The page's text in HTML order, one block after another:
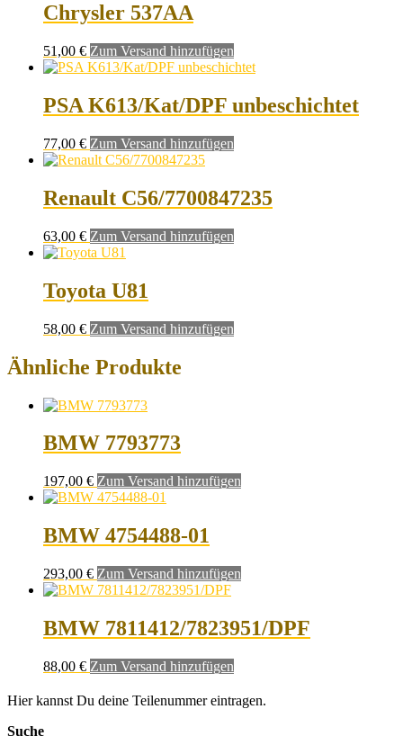
Chrysler 537AA
51,00 € Zum Versand hinzufügen
PSA K613/Kat/DPF unbeschichtet
77,00 € Zum Versand hinzufügen
Renault C56/7700847235
63,00 € Zum Versand hinzufügen
Toyota U81
58,00 € Zum Versand hinzufügen
Ähnliche Produkte
BMW 7793773
197,00 € Zum Versand hinzufügen
BMW 4754488-01
293,00 € Zum Versand hinzufügen
BMW 7811412/7823951/DPF
88,00 € Zum Versand hinzufügen
Hier kannst Du deine Teilenummer eintragen.
Suche